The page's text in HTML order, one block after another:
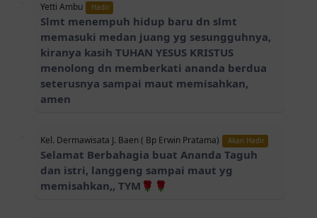
Yetti Ambu Hadir
Slmt menempuh hidup baru dn slmt
memasuki medan juang yg sesungguhnya,
kiranya kasih TUHAN YESUS KRISTUS
menolong dn memberkati ananda berdua
seterusnya sampai maut memisahkan,
amen
Kel. Dermawisata J. Baen ( Bp Erwin Pratama) Akan Hadir
Selamat Berbahagia buat Ananda Taguh
dan istri, langgeng sampai maut yg
memisahkan,, TYM🌹🌹